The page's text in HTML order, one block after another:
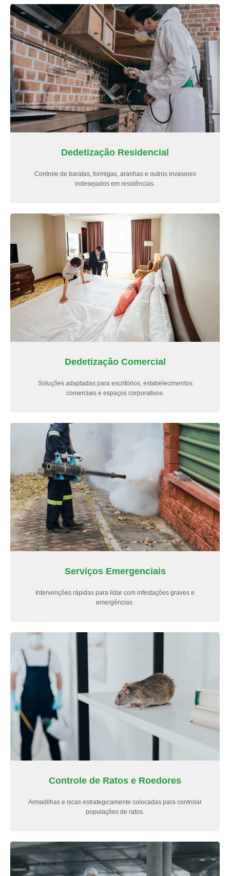
Dedetização Residencial
Controle de baratas, formigas, aranhas e outros invasores
indesejados em residências.
Dedetização Comercial
Soluções adaptadas para escritórios, estabelecimentos
comerciais e espaços corporativos.
Serviços Emergenciais
Intervenções rápidas para lidar com infestações graves e
emergências.
Controle de Ratos e Roedores
Armadilhas e iscas estrategicamente colocadas para controlar
populações de ratos.